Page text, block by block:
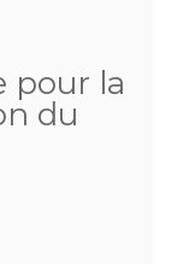
pour la
du